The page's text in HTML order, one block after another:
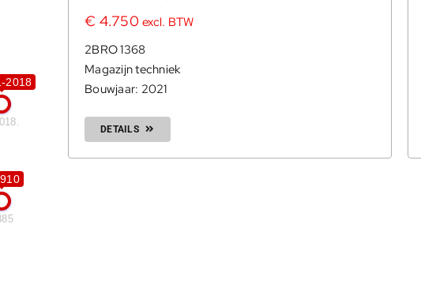
€ 4.750 excl. BTW
2BRO 1368
Magazijn techniek
Bouwjaar: 2021
DETAILS
2018